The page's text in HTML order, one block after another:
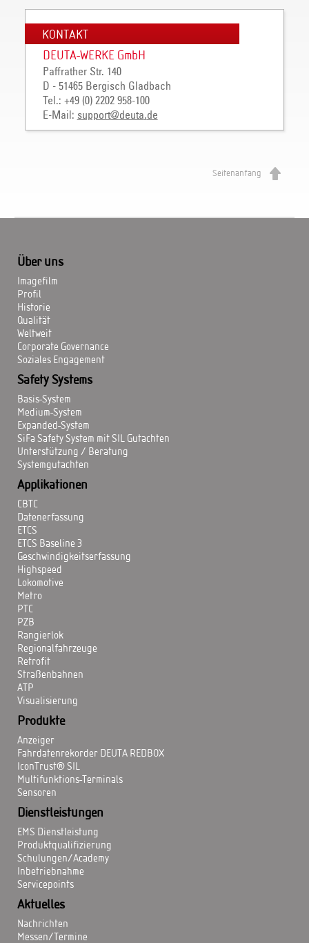
KONTAKT
DEUTA-WERKE GmbH
Paffrather Str. 140
D - 51465 Bergisch Gladbach
Tel.: +49 (0) 2202 958-100
E-Mail: support@deuta.de
Seitenanfang
Über uns
Imagefilm
Profil
Historie
Qualität
Weltweit
Corporate Governance
Soziales Engagement
Safety Systems
Basis-System
Medium-System
Expanded-System
SiFa Safety System mit SIL Gutachten
Unterstützung / Beratung
Systemgutachten
Applikationen
CBTC
Datenerfassung
ETCS
ETCS Baseline 3
Geschwindigkeitserfassung
Highspeed
Lokomotive
Metro
PTC
PZB
Rangierlok
Regionalfahrzeuge
Retrofit
Straßenbahnen
ATP
Visualisierung
Produkte
Anzeiger
Fahrdatenrekorder DEUTA REDBOX
IconTrust® SIL
Multifunktions-Terminals
Sensoren
Dienstleistungen
EMS Dienstleistung
Produktqualifizierung
Schulungen/Academy
Inbetriebnahme
Servicepoints
Aktuelles
Nachrichten
Messen/Termine